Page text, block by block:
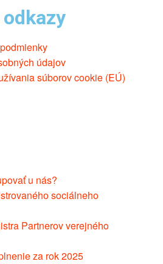
údajov
súborov cookie (EÚ)
u nás?
sociálneho
Partnerov verejného
za rok 2025